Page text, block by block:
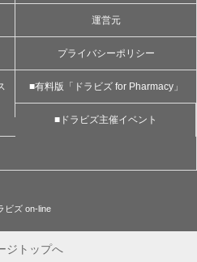
運営元
プライバシーポリシー
■有料版「ドラビズ for Pharmacy」
■ドラビズ主催イベント
ビズ on-line
ジトップへ